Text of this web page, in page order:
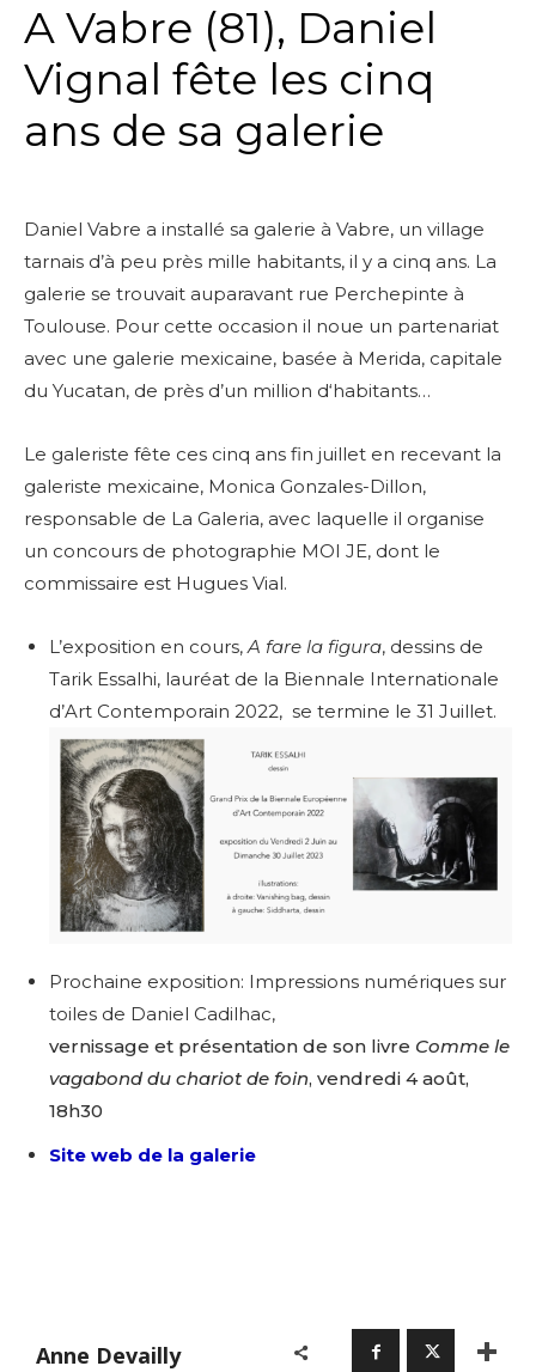
A Vabre (81), Daniel
Vignal fête les cinq
ans de sa galerie
Daniel Vabre a installé sa galerie à Vabre, un village
tarnais d’à peu près mille habitants, il y a cinq ans. La
galerie se trouvait auparavant rue Perchepinte à
Toulouse. Pour cette occasion il noue un partenariat
avec une galerie mexicaine, basée à Merida, capitale
du Yucatan, de près d’un million d‘habitants…
Le galeriste fête ces cinq ans fin juillet en recevant la
galeriste mexicaine, Monica Gonzales-Dillon,
responsable de La Galeria, avec laquelle il organise
un concours de photographie MOI JE, dont le
commissaire est Hugues Vial.
L’exposition en cours,A fare la figura, dessins de
Tarik Essalhi, lauréat de la Biennale Internationale
d’Art Contemporain 2022, se termine le 31 Juillet.
Prochaine exposition: Impressions numériques sur
toiles de Daniel Cadilhac,
vernissage et présentation de son livre Comme le
vagabond du chariot de foin, vendredi 4 août,
18h30
Site web de la galerie
Anne Devailly